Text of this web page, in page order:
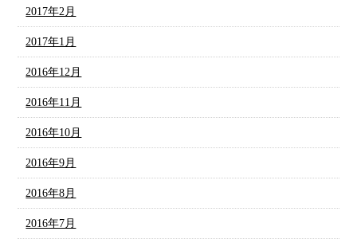
2017年2月
2017年1月
2016年12月
2016年11月
2016年10月
2016年9月
2016年8月
2016年7月